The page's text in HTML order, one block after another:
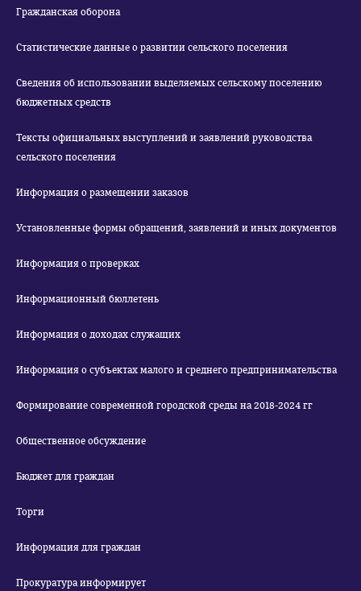
Гражданская оборона
Статистические данные о развитии сельского поселения
Сведения об использовании выделяемых сельскому поселению
бюджетных средств
Тексты официальных выступлений и заявлений руководства
сельского поселения
Информация о размещении заказов
Установленные формы обращений, заявлений и иных документов
Информация о проверках
Информационный бюллетень
Информация о доходах служащих
Информация о субъектах малого и среднего предпринимательства
Формирование современной городской среды на 2018-2024 гг
Общественное обсуждение
Бюджет для граждан
Торги
Информация для граждан
Прокуратура информирует